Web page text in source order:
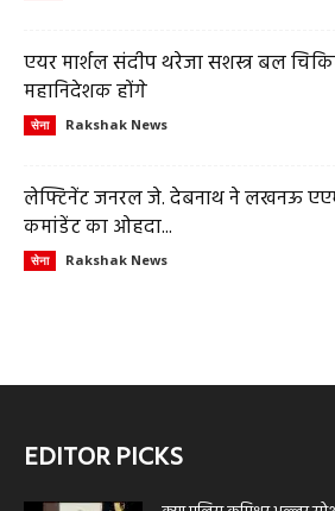
एयर मार्शल संदीप थरेजा सशस्त्र बल
महानिदेशक होंगे
सेना Rakshak News
लेफ्टिनेंट जनरल जे. देबनाथ ने लखनऊ
कमांडेंट का ओहदा...
सेना Rakshak News
EDITOR PICKS